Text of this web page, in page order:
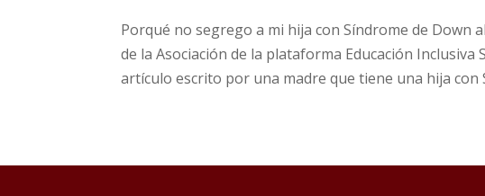
Porqué no segrego a mi hija con Síndrome de Down
de la Asociación de la plataforma Educación
artículo escrito por una madre que tiene una hija con